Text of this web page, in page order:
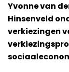
Yvonne van
Hinsenveld
verkiezingen